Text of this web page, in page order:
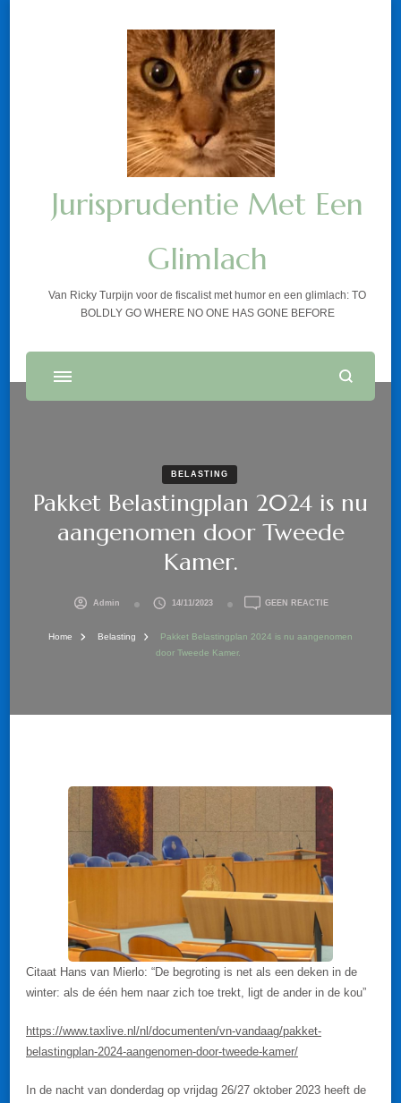
Jurisprudentie Met Een
Glimlach
Van Ricky Turpijn voor de fiscalist met humor en een glimlach: TO
BOLDLY GO WHERE NO ONE HAS GONE BEFORE
BELASTING
Pakket Belastingplan 2024 is nu
aangenomen door Tweede
Kamer.
Admin 14/11/2023 GEEN REACTIEOP
2024
Home Belasting
Pakket Belastingplan 2024 is nu aangenomen
door Tweede Kamer.
Citaat Hans van Mierlo: “De begroting is net als een deken in de
winter: als de één hem naar zich toe trekt, ligt de ander in de kou”
https://www.taxlive.nl/nl/documenten/vn-vandaag/pakket-
belastingplan-2024-aangenomen-door-tweede-kamer/
In de nacht van donderdag op vrijdag 26/27 oktober 2023 heeft de